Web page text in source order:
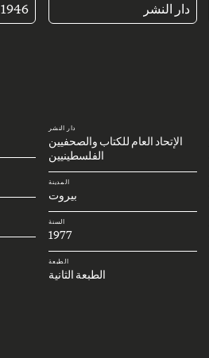
دار النشر 1946
دار النشر
الإتحاد العام للكتاب والصحفيين
الفلسطينيين
المدينة
بيروت
السنة
1977
الطبعة
الطبعة الثانية